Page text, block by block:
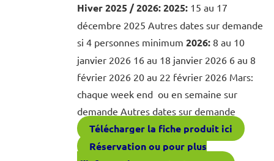
Hiver 2025 / 2026: 2025:15 au 17
décembre 2025 Autres dates sur demande
si 4 personnes minimum 2026:8 au 10
janvier 2026 16 au 18 janvier 2026 6 au 8
février 2026 20 au 22 février 2026 Mars:
chaque week end ou en semaine sur
demande Autres dates sur demande
Télécharger la fiche produit ici
Réservation ou pour plus